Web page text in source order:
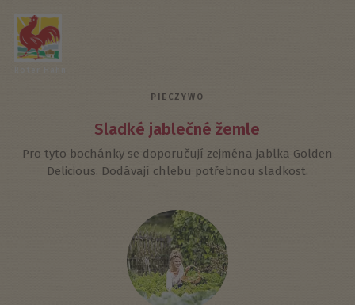
PIECZYWO
Sladké jablečné žemle
Pro tyto bochánky se doporučují zejména jablka Golden
Delicious. Dodávají chlebu potřebnou sladkost.